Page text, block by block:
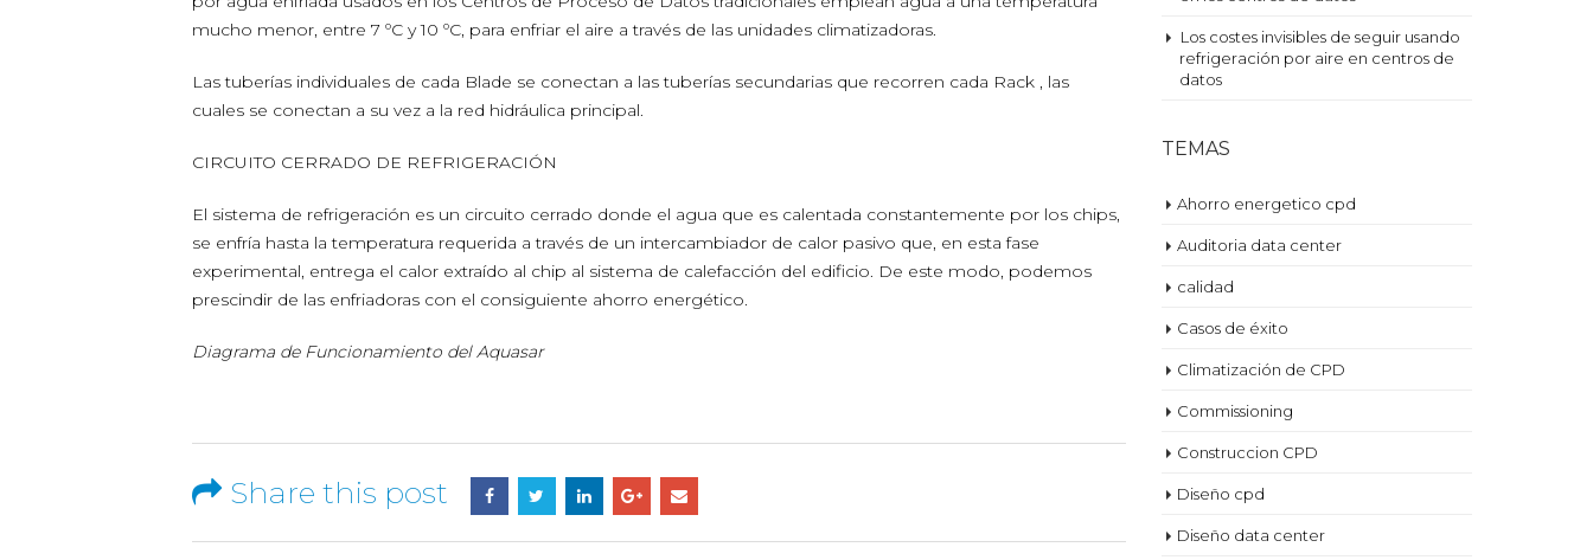
mucho menor, entre 7 ºC y 10 ºC, para enfriar el aire a través de las unidades climatizadoras.
Las tuberías individuales de cada Blade se conectan a las tuberías secundarias que recorren cada Rack , las
cuales se conectan a su vez a la red hidráulica principal.
CIRCUITO CERRADO DE REFRIGERACIÓN
El sistema de refrigeración es un circuito cerrado donde el agua que es calentada constantemente por los chips,
se enfría hasta la temperatura requerida a través de un intercambiador de calor pasivo que, en esta fase
experimental, entrega el calor extraído al chip al sistema de calefacción del edificio. De este modo, podemos
prescindir de las enfriadoras con el consiguiente ahorro energético.
Diagrama de Funcionamiento del Aquasar
Share this post
Los costes invisibles de seguir usando
refrigeración por aire en centros de
datos
TEMAS
Ahorro energetico cpd
Auditoria data center
calidad
Casos de éxito
Climatización de CPD
Commissioning
Construccion CPD
Diseño cpd
Diseño data center